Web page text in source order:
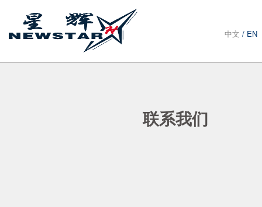
中文 / EN
联系我们